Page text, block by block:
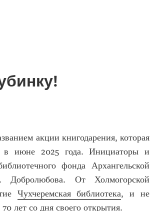
акции книгодарения, которая
в июне 2025 года. Инициаторы и
фонда Архангельской
От Холмогорской
Чухчеремская библиотека, и не
лет со дня своего открытия.